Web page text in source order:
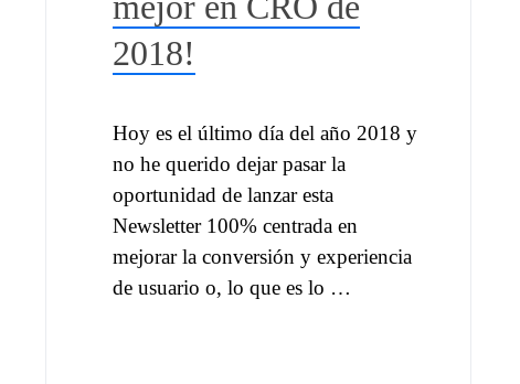
2018!
Hoy es el último día del año 2018 y
no he querido dejar pasar la
oportunidad de lanzar esta
Newsletter 100% centrada en
mejorar la conversión y experiencia
de usuario o, lo que es lo …